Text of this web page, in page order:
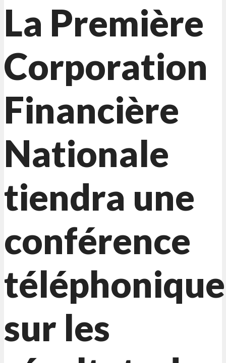
La Première
Corporation
Financière
Nationale
tiendra une
conférence
téléphonique
sur les